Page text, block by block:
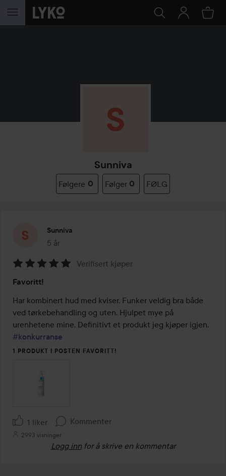
GÅ TIL INNHOLD
Sunniva
Følgere 0 Følger 0 FØLG
Sunniva
5 år
Innlegget ble opprettet 5 år
5
av
5
Verifisert kjøper
Favoritt!
Har kombinert hud med kviser. Funker veldig bra både
ved tørkebehandling og uten. Hjulpet mye på
#konkurranse
1 PRODUKT I POSTEN FAVORITT!
1 liker Kommenter
2993 visninger
Logg inn for å skrive en kommentar